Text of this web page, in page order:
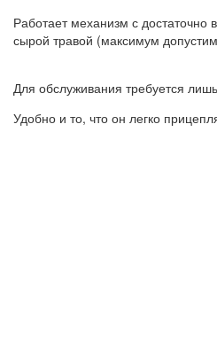
Работает механизм с достаточно
сырой травой (максимум
Для обслуживания требуется
Удобно и то, что он легко